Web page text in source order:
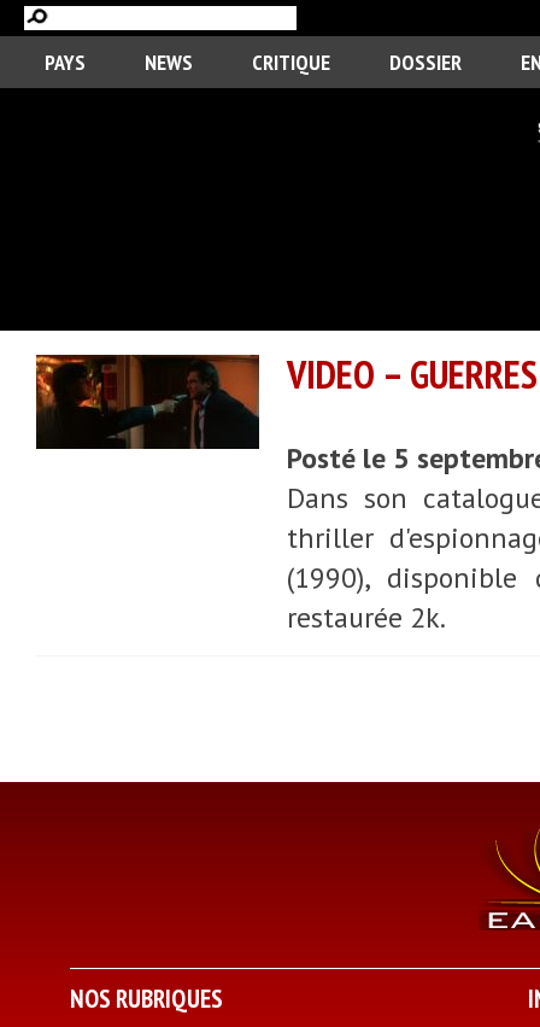
PAYS NEWS CRITIQUE DOSSIER
VIDEO –
Posté le 5
Dans son
thriller
(1990),
restaurée 2k.
NOS RUBRIQUES